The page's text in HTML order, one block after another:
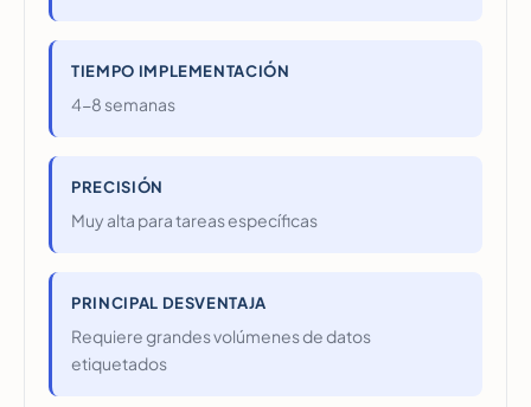
TIEMPO IMPLEMENTACIÓN
4-8 semanas
PRECISIÓN
Muy alta para tareas específicas
PRINCIPAL DESVENTAJA
Requiere grandes volúmenes de datos
etiquetados